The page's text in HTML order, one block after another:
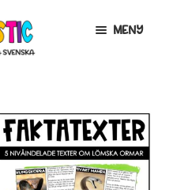
MENY
EXPANDERA
UNDERMENY